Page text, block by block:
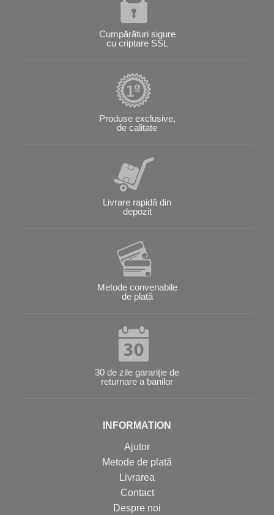
Cumpărături sigure
cu criptare SSL
Produse exclusive,
de calitate
Livrare rapidă din
depozit
Metode convenabile
de plată
30 de zile garanție de
returnare a banilor
INFORMATION
Ajutor
Metode de plată
Livrarea
Contact
Despre noi